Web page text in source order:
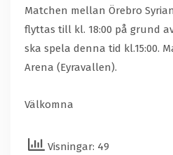
Matchen mellan Örebro
flyttas till kl. 18:00 på grund
ska spela denna tid kl.15:00.
Arena (Eyravallen).
Välkomna
Visningar: 49